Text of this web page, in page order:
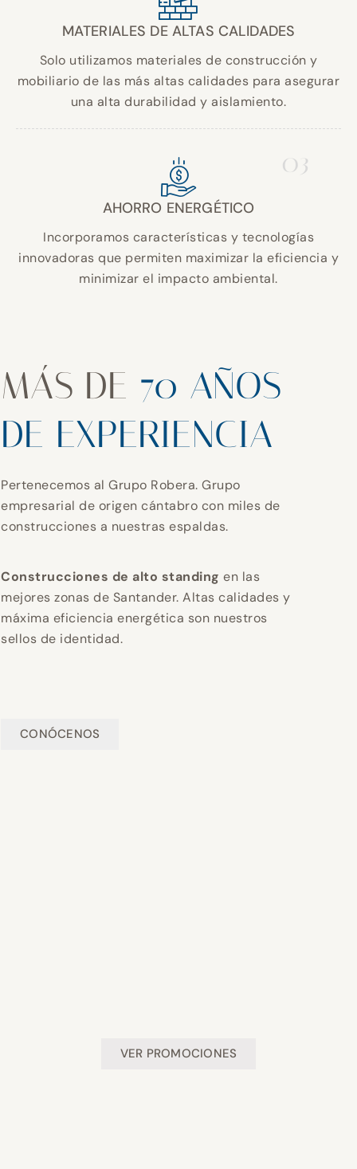
MATERIALES DE ALTAS CALIDADES
Solo utilizamos materiales de construcción y
mobiliario de las más altas calidades para asegurar
una alta durabilidad y aislamiento.
03
AHORRO ENERGÉTICO
Incorporamos características y tecnologías
innovadoras que permiten maximizar la eficiencia y
minimizar el impacto ambiental.
MÁS DE 70 AÑOS
DE EXPERIENCIA
Pertenecemos al Grupo Robera. Grupo
empresarial de origen cántabro con miles de
construcciones a nuestras espaldas.
Construcciones de alto standing en las
mejores zonas de Santander. Altas calidades y
máxima eficiencia energética son nuestros
sellos de identidad.
CONÓCENOS
VER PROMOCIONES